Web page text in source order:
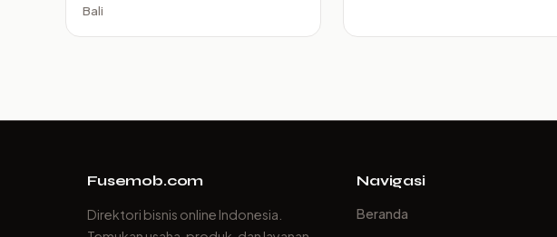
Bali
Fusemob.com
Direktori bisnis online Indonesia.
Navigasi
Beranda